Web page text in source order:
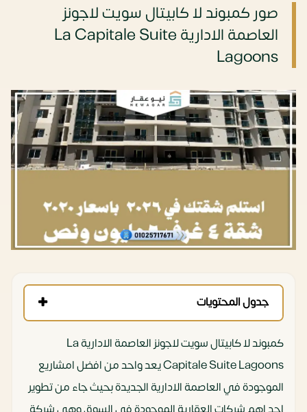
صور كمبوند لا كابيتال سويت لاجونز
العاصمة الادارية La Capitale Suite
Lagoons
جدول المحتويات
كمبوند لا كابيتال سويت لاجونز العاصمة الادارية La
Capitale Suite Lagoons يعد واحد من افضل امشاريع
الموجودة في العاصمة الادارية الجديدة بحيث جاء من تطوير